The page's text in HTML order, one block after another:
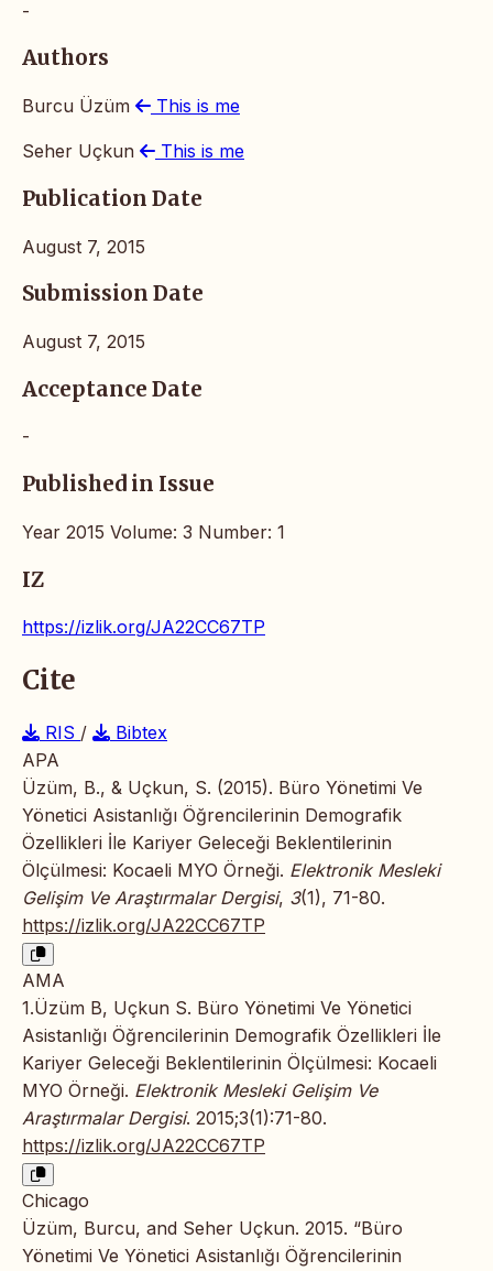
-
Authors
Burcu Üzüm This is me
Seher Uçkun This is me
Publication Date
August 7, 2015
Submission Date
August 7, 2015
Acceptance Date
-
Published in Issue
Year 2015 Volume: 3 Number: 1
IZ
https://izlik.org/JA22CC67TP
Cite
RIS /
Bibtex
APA
Üzüm, B., & Uçkun, S. (2015). Büro Yönetimi Ve
Yönetici Asistanlığı Öğrencilerinin Demografik
Özellikleri İle Kariyer Geleceği Beklentilerinin
Ölçülmesi: Kocaeli MYO Örneği. Elektronik Mesleki
Gelişim Ve Araştırmalar Dergisi, 3(1), 71-80.
https://izlik.org/JA22CC67TP
AMA
1.Üzüm B, Uçkun S. Büro Yönetimi Ve Yönetici
Asistanlığı Öğrencilerinin Demografik Özellikleri İle
Kariyer Geleceği Beklentilerinin Ölçülmesi: Kocaeli
MYO Örneği. Elektronik Mesleki Gelişim Ve
Araştırmalar Dergisi. 2015;3(1):71-80.
https://izlik.org/JA22CC67TP
Chicago
Üzüm, Burcu, and Seher Uçkun. 2015. “Büro
Yönetimi Ve Yönetici Asistanlığı Öğrencilerinin